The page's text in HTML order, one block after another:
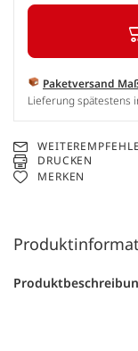
Paketversand
Lieferung spätestens
DRUCKEN
MERKEN